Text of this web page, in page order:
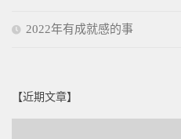
2022年有成就感的事
【近期文章】